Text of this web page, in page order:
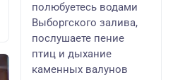
полюбуетесь водами
Выборгского залива,
послушаете пение
птиц и дыхание
каменных валунов